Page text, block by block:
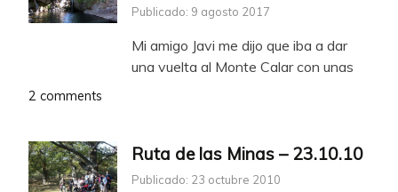
Publicado: 9 agosto 2017
Mi amigo Javi me dijo que iba a dar
una vuelta al Monte Calar con unas
2 comments
Ruta de las Minas – 23.10.10
Publicado: 23 octubre 2010